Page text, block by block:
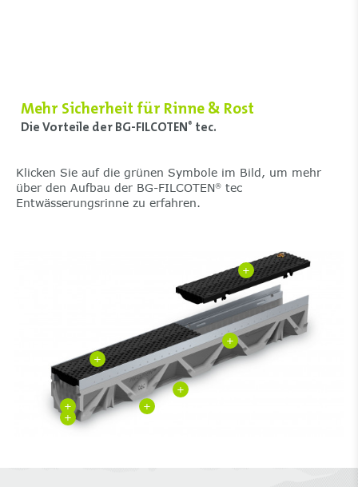
Mehr Sicherheit für Rinne & Rost
Die Vorteile der BG-FILCOTEN® tec.
Klicken Sie auf die grünen Symbole im Bild, um mehr
über den Aufbau der BG-FILCOTEN® tec
Entwässerungsrinne zu erfahren.
+
+
+
+
+
+
+